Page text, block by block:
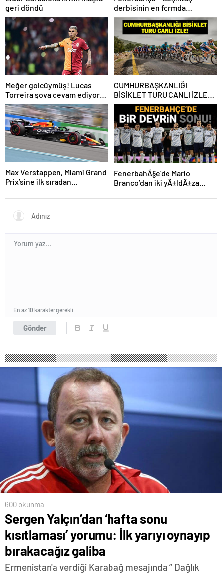
geri döndü
derbisinin en formda
ayakları: Anderson Talisca ve
Rafa Silva
Meğer golcüymüş! Lucas
Torreira şova devam ediyor…
CUMHURBAŞKANLIĞI
BİSİKLET TURU CANLI İZLE:
Cumhurbaşkanlığı Bisiklet
Yarışı Hangi Kanalda? İşte
İzmir Bisiklet Yarışı Bilgileri…
Max Verstappen, Miami Grand
Prix’sine ilk sıradan
FenerbahÃ§e’de Mario
Branco’dan iki yÄ±ldÄ±za
sezon yoksunuz”
Gönder
En az 10 karakter gerekli
600 okunma
Sergen Yalçın’dan ‘hafta sonu
kısıtlaması’ yorumu: İlk yarıyı oynayıp
bırakacağız galiba
Ermenistan'a verdiği Karabağ mesajında “ Dağlık